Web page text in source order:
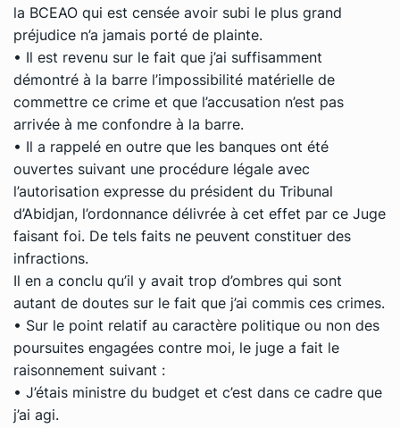
la BCEAO qui est censée avoir subi le plus grand
préjudice n’a jamais porté de plainte.
• Il est revenu sur le fait que j’ai suffisamment
démontré à la barre l’impossibilité matérielle de
commettre ce crime et que l’accusation n’est pas
arrivée à me confondre à la barre.
• Il a rappelé en outre que les banques ont été
ouvertes suivant une procédure légale avec
l’autorisation expresse du président du Tribunal
d’Abidjan, l’ordonnance délivrée à cet effet par ce Juge
faisant foi. De tels faits ne peuvent constituer des
infractions.
Il en a conclu qu’il y avait trop d’ombres qui sont
autant de doutes sur le fait que j’ai commis ces crimes.
• Sur le point relatif au caractère politique ou non des
poursuites engagées contre moi, le juge a fait le
raisonnement suivant :
• J’étais ministre du budget et c’est dans ce cadre que
j’ai agi.